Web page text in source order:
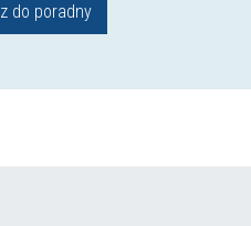
do poradny